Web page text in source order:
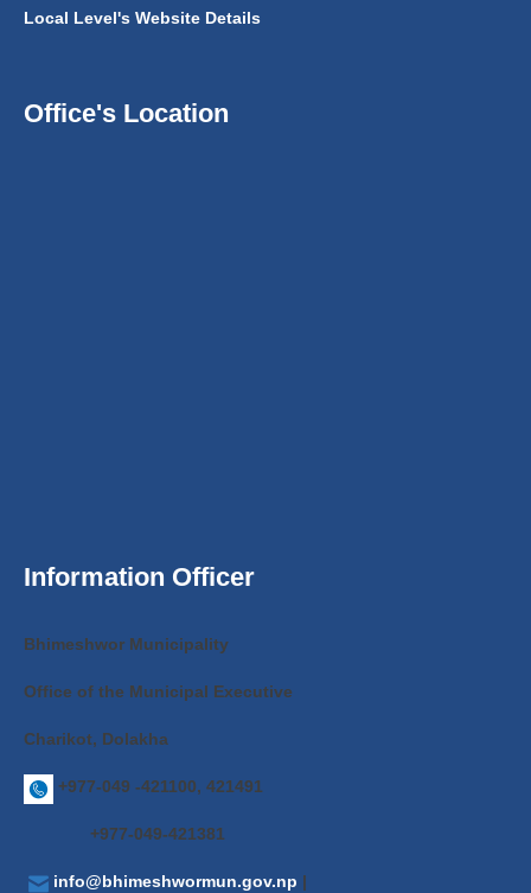
Local Level's Website Details
Office's Location
Information Officer
Bhimeshwor Municipality
Office of the Municipal Executive
Charikot, Dolakha
+977-049 -421100, 421491
+977-049-421381
info@bhimeshwormun.gov.np |